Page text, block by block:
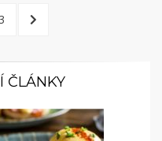
PAGE
3
NEXT
ČLÁNKY